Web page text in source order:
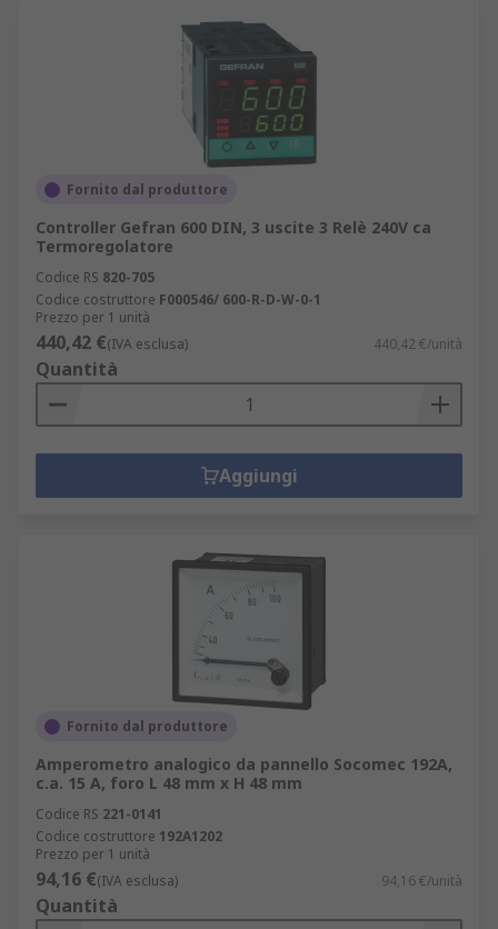
Fornito dal produttore
Controller Gefran 600 DIN, 3 uscite 3 Relè 240V ca
Termoregolatore
Codice RS 820-705
Codice costruttore F000546/ 600-R-D-W-0-1
Prezzo per 1 unità
440,42 €(IVA esclusa) 440,42 €/unità
Quantità
Aggiungi
Fornito dal produttore
Amperometro analogico da pannello Socomec 192A,
c.a. 15 A, foro L 48 mm x H 48 mm
Codice RS 221-0141
Codice costruttore 192A1202
Prezzo per 1 unità
94,16 €(IVA esclusa) 94,16 €/unità
Quantità